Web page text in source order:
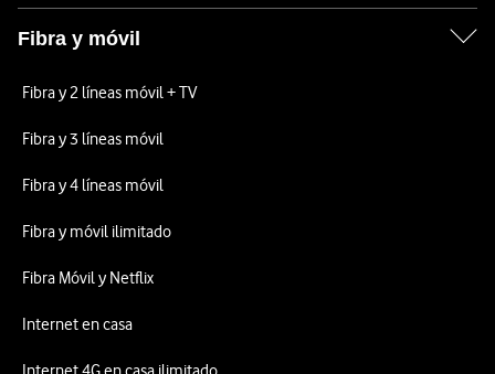
Fibra y móvil
Fibra y 2 líneas móvil + TV
Fibra y 3 líneas móvil
Fibra y 4 líneas móvil
Fibra y móvil ilimitado
Fibra Móvil y Netflix
Internet en casa